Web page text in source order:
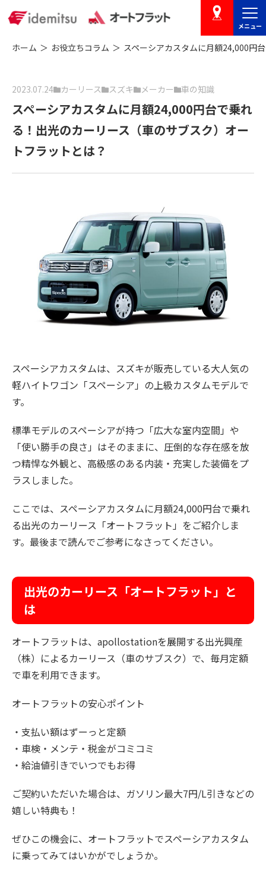
店舗を探す
メニュー
ホーム お役立ちコラム スペーシアカスタムに月額24,000円
2023.07.24 カーリース スズキ メーカー 車の知識
スペーシアカスタムに月額24,000円台で乗れ
る！出光のカーリース（車のサブスク）オー
トフラットとは？
スペーシアカスタムは、スズキが販売している大人気の
軽ハイトワゴン「スペーシア」の上級カスタムモデルで
す。
標準モデルのスペーシアが持つ「広大な室内空間」や
「使い勝手の良さ」はそのままに、圧倒的な存在感を放
つ精悍な外観と、高級感のある内装・充実した装備をプ
ラスしました。
ここでは、スペーシアカスタムに月額24,000円台で乗れ
る出光のカーリース「オートフラット」をご紹介しま
す。最後まで読んでご参考になさってください。
出光のカーリース「オートフラット」と
は
オートフラットは、apollostationを展開する出光興産
（株）によるカーリース（車のサブスク）で、毎月定額
で車を利用できます。
オートフラットの安心ポイント
・支払い額はずーっと定額
・車検・メンテ・税金がコミコミ
・給油値引きでいつでもお得
ご契約いただいた場合は、ガソリン最大7円/L引きなどの
嬉しい特典も！
ぜひこの機会に、オートフラットでスペーシアカスタム
に乗ってみてはいかがでしょうか。